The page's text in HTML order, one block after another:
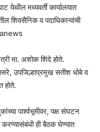
येथील मध्यवर्ती कार्यालयात
शिवसैनिक व पदाधिकाऱ्यांची
मा. अशोक शिंदे होते.
उपजिल्हाप्रमुख सतीश धोबे व
होते.
पार्श्वभूमीवर, पक्ष संघटन
ही बैठक घेण्यात